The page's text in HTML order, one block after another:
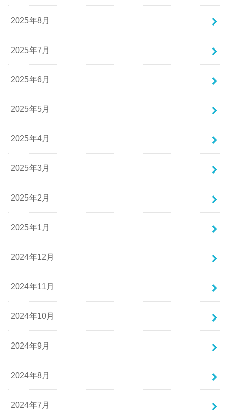
2025年8月
2025年7月
2025年6月
2025年5月
2025年4月
2025年3月
2025年2月
2025年1月
2024年12月
2024年11月
2024年10月
2024年9月
2024年8月
2024年7月